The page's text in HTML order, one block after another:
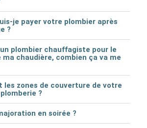
je payer votre plombier après
?
plombier chauffagiste pour le
ma chaudière, combien ça va me
les zones de couverture de votre
?
en soirée ?